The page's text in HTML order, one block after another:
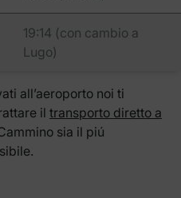
19:14 (con cambio a
Lugo)
all’aeroporto noi ti
il transporto diretto a
sia il piú